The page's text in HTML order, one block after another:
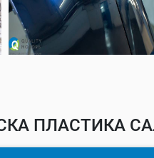
ПЛАСТИКА